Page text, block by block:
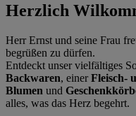
Herzlich
Herr Ernst und seine Frau
begrüßen zu dürfen.
Entdeckt unser vielfältiges
Backwaren, einerFleisch-
Blumen und
alles, was das Herz begehrt.